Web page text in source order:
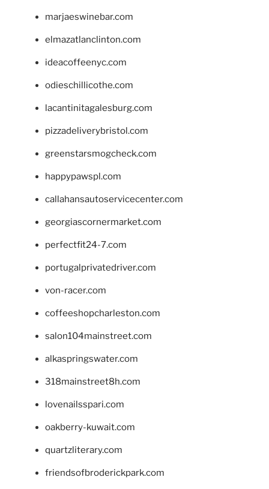
marjaeswinebar.com
elmazatlanclinton.com
ideacoffeenyc.com
odieschillicothe.com
lacantinitagalesburg.com
pizzadeliverybristol.com
greenstarsmogcheck.com
happypawspl.com
callahansautoservicecenter.com
georgiascornermarket.com
perfectfit24-7.com
portugalprivatedriver.com
von-racer.com
coffeeshopcharleston.com
salon104mainstreet.com
alkaspringswater.com
318mainstreet8h.com
lovenailsspari.com
oakberry-kuwait.com
quartzliterary.com
friendsofbroderickpark.com